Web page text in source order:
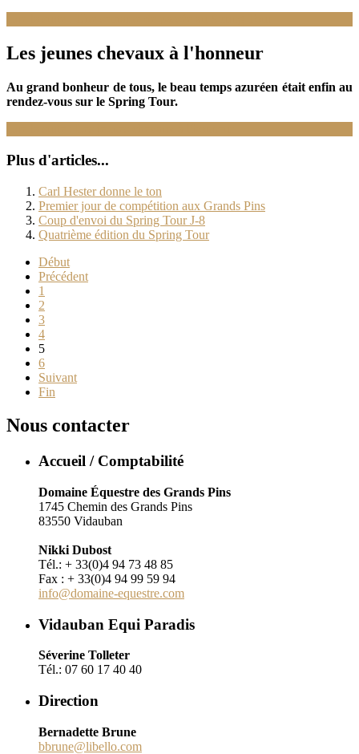
Les jeunes chevaux à l'honneur
Au grand bonheur de tous, le beau temps azuréen était enfin au
rendez-vous sur le Spring Tour.
Plus d'articles...
Carl Hester donne le ton
Premier jour de compétition aux Grands Pins
Coup d'envoi du Spring Tour J-8
Quatrième édition du Spring Tour
Début
Précédent
1
2
3
4
5
6
Suivant
Fin
Nous contacter
Accueil / Comptabilité
Domaine Équestre des Grands Pins
1745 Chemin des Grands Pins
83550 Vidauban
Nikki Dubost
Tél.: + 33(0)4 94 73 48 85
Fax : + 33(0)4 94 99 59 94
info@domaine-equestre.com
Vidauban Equi Paradis
Séverine Tolleter
Tél.: 07 60 17 40 40
Direction
Bernadette Brune
bbrune@libello.com